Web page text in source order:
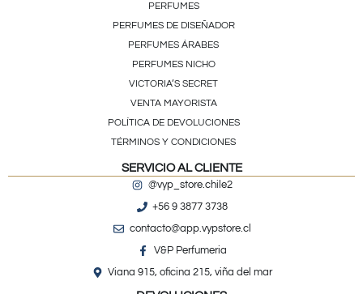
PERFUMES
PERFUMES DE DISEÑADOR
PERFUMES ÁRABES
PERFUMES NICHO
VICTORIA’S SECRET
VENTA MAYORISTA
POLÍTICA DE DEVOLUCIONES
TÉRMINOS Y CONDICIONES
SERVICIO AL CLIENTE
@vyp_store.chile2
+56 9 3877 3738
contacto@app.vypstore.cl
V&P Perfumeria
Viana 915, oficina 215, viña del mar